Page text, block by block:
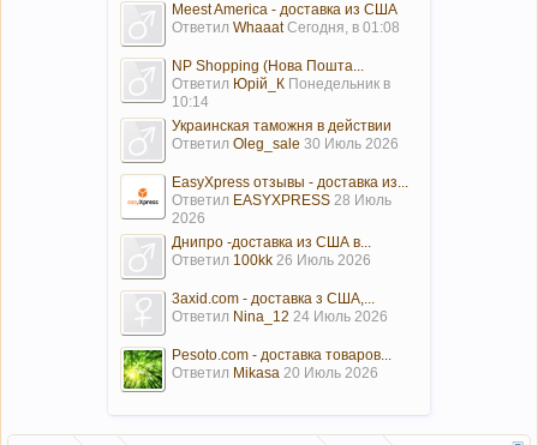
Meest America - доставка из США
Ответил Whaaat Сегодня, в 01:08
NP Shopping (Нова Пошта...
Ответил Юрій_К Понедельник в
10:14
Украинская таможня в действии
Ответил Oleg_sale 30 Июль 2026
EasyXpress отзывы - доставка из...
Ответил EASYXPRESS 28 Июль
2026
Днипро -доставка из США в...
Ответил 100kk 26 Июль 2026
3axid.com - доставка з США,...
Ответил Nina_12 24 Июль 2026
Pesoto.com - доставка товаров...
Ответил Mikasa 20 Июль 2026